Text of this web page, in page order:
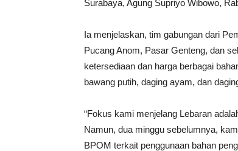
Surabaya, Agung Supriyo Wibowo,
Ia menjelaskan, tim gabungan dari
Pucang Anom, Pasar Genteng, dan
ketersediaan dan harga berbagai
bawang putih, daging ayam, dan
“Fokus kami menjelang Lebaran
Namun, dua minggu sebelumnya,
BPOM terkait penggunaan bahan